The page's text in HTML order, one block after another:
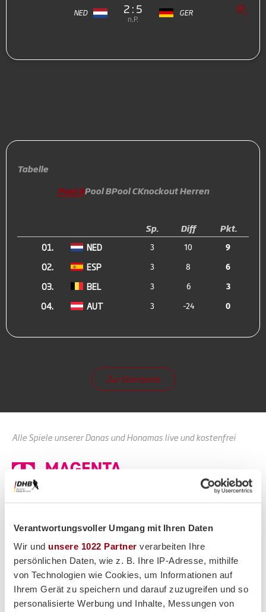
Verantwortungsvoller Umgang mit Ihren Daten
Wir und unsere 1022 Partner verarbeiten Ihre
persönlichen Daten, wie z. B. Ihre IP-Adresse, mithilfe
von Technologien wie Cookies, um Informationen auf
Ihrem Gerät zu speichern und darauf zuzugreifen und so
personalisierte Werbung und Inhalte, Messungen von
NED 2 : 5
n.P.
GER
Tabelle
Pool APool BPool CKnockout Herren
Sp. Diff
Pkt.
01.
NED 3 10 9
02. ESP 3 8 6
03. BEL 3 6 3
04. AUT 3 -24 0
Zur Startseite
Alle Spiele unserer Danas und Honamas live und kostenfrei